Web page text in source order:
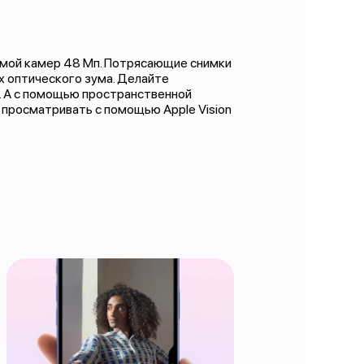
камер 48 Мп. Потрясающие снимки
зума. Делайте
А с помощью пространственной
с помощью Apple Vision